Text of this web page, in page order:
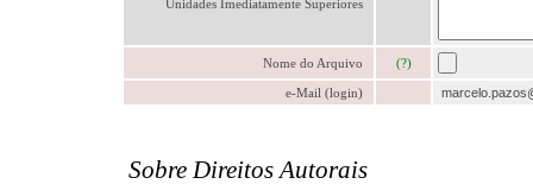
Unidades Imediatamente Superiores
Nome do Arquivo (?)
e-Mail (login)
Sobre Direitos Autorais